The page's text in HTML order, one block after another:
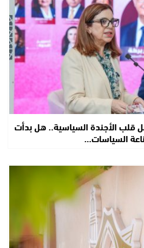
قلب الأجندة السياسية.. هل بدأت
السياسات…